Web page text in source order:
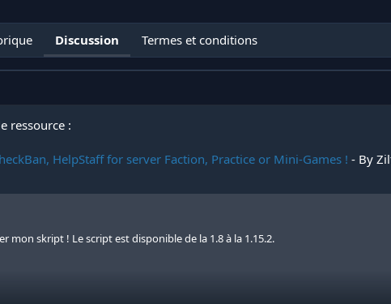
Discussion Termes et conditions
ressource :
HelpStaff for server Faction, Practice or Mini-Games ! - By
mon skript ! Le script est disponible de la 1.8 à la 1.15.2.